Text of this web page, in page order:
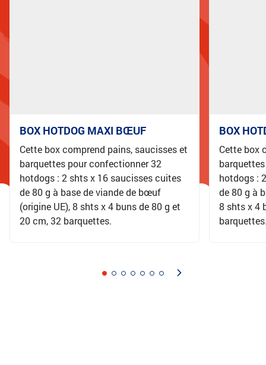
BOX HOTDOG MAXI BŒUF
Cette box comprend pains, saucisses et
barquettes pour confectionner 32
hotdogs : 2 shts x 16 saucisses cuites
de 80 g à base de viande de bœuf
(origine UE), 8 shts x 4 buns de 80 g et
20 cm, 32 barquettes.
BOX
Cette box
hotdogs :
de 80 g à
8 shts x 4